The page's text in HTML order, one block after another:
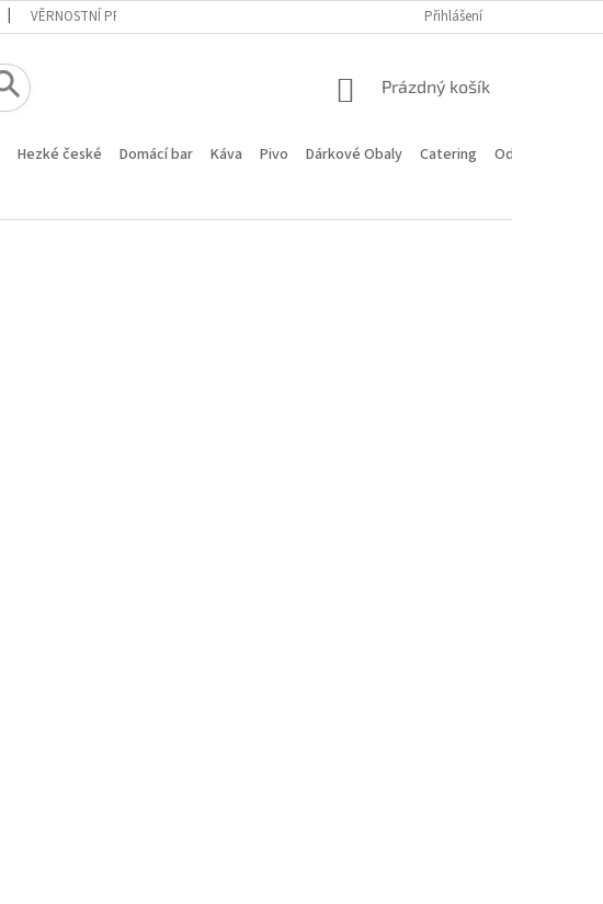
VĚRNOSTNÍ PROGRAM HODNOCENÍ OBCHODU
Přihlášení
NÁKUPNÍ
Prázdný košík
Hezké české Domácí bar Káva Pivo Dárkové Obaly Catering
Odstoupení od